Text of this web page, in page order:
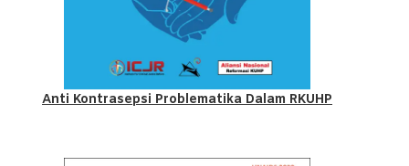
Anti Kontrasepsi Problematika Dalam RKUHP